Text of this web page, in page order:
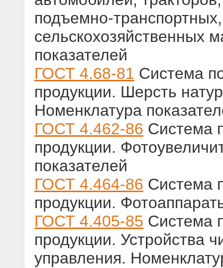
подъемно-
сельскохозяйственных
показателей
ГОСТ 4.68-81 Система
продукции. Шерсть
Номенклатура
ГОСТ 4.462-86 Система
продукции.
показателей
ГОСТ 4.464-86 Система
продукции.
ГОСТ 4.405-85 Система
продукции. Устройства
управления.